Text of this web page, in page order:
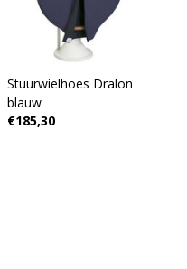
Stuurwielhoes Dralon
blauw
€185,30